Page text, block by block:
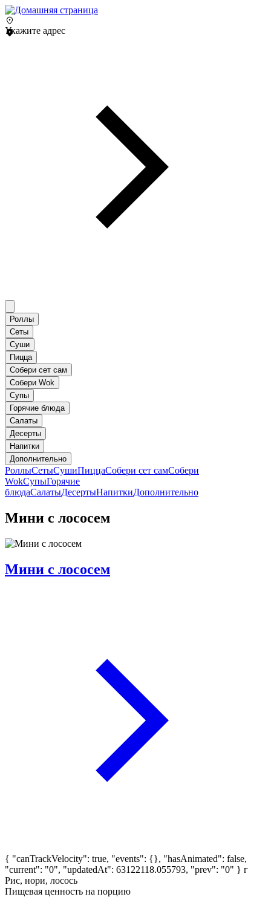
Укажите адрес
Роллы
Сеты
Суши
Пицца
Собери сет сам
Собери Wok
Супы
Горячие блюда
Салаты
Десерты
Напитки
Дополнительно
РоллыСетыСушиПиццаСобери сет самСобери
WokСупыГорячие
блюдаСалатыДесертыНапиткиДополнительно
Мини с лососем
Мини с лососем
{ "canTrackVelocity": true, "events": {}, "hasAnimated": false,
"current": "0", "updatedAt": 63122118.055793, "prev": "0" } г
Рис, нори, лосось
Пищевая ценность на порцию